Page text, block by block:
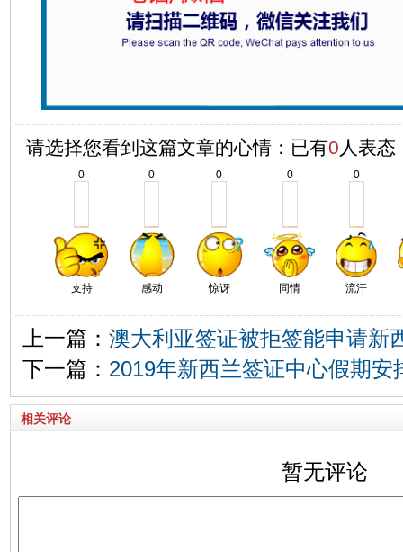
请选择您看到这篇文章的心情：已有0 人表态
0
支持
0
感动
0
惊讶
0
同情
0
流汗
上一篇： 澳大利亚签证被拒签能申请新
下一篇： 2019年新西兰签证中心假期安
相关评论
暂无评论